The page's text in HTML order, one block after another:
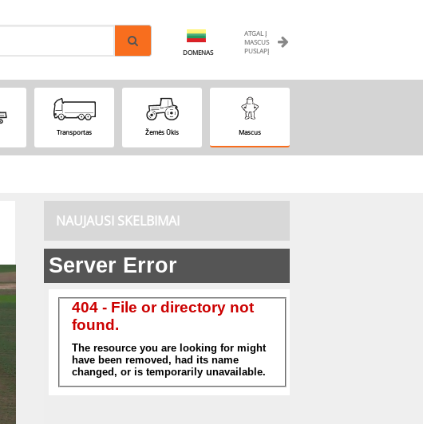
ATGAL Į
MASCUS
PUSLAPĮ
DOMENAS
Transportas Žemės Ūkis Mascus
NAUJAUSI SKELBIMAI